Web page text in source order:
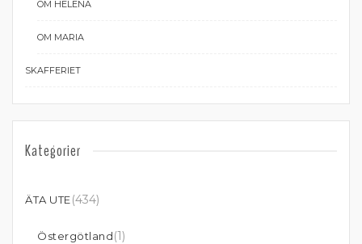
OM HELENA
OM MARIA
SKAFFERIET
Kategorier
ÄTA UTE(434)
Östergötland(1)